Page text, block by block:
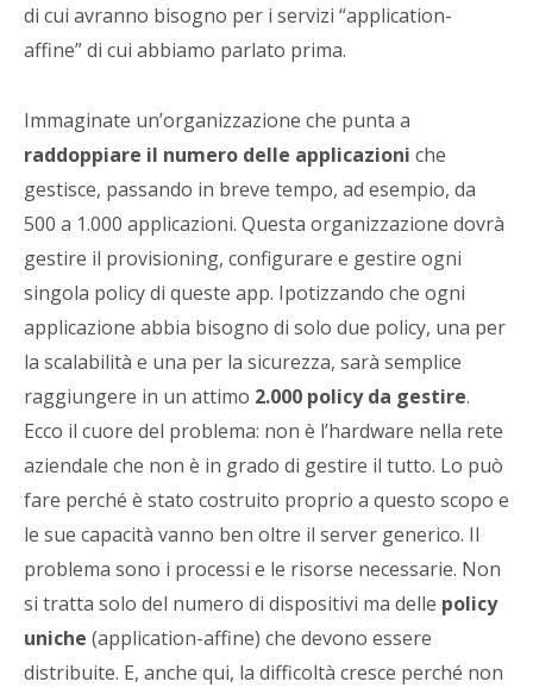
di cui avranno bisogno per i servizi “application-
affine” di cui abbiamo parlato prima.
Immaginate un’organizzazione che punta a
raddoppiare il numero delle applicazioni che
gestisce, passando in breve tempo, ad esempio, da
500 a 1.000 applicazioni. Questa organizzazione dovrà
gestire il provisioning, configurare e gestire ogni
singola policy di queste app. Ipotizzando che ogni
applicazione abbia bisogno di solo due policy, una per
la scalabilità e una per la sicurezza, sarà semplice
raggiungere in un attimo 2.000 policy da gestire.
Ecco il cuore del problema: non è l’hardware nella rete
aziendale che non è in grado di gestire il tutto. Lo può
fare perché è stato costruito proprio a questo scopo e
le sue capacità vanno ben oltre il server generico. Il
problema sono i processi e le risorse necessarie. Non
si tratta solo del numero di dispositivi ma delle policy
uniche (application-affine) che devono essere
distribuite. E, anche qui, la difficoltà cresce perché non